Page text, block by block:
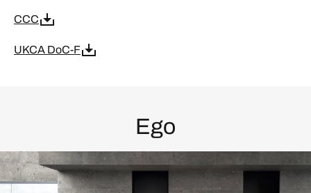
CCC
UKCA DoC-F
Ego